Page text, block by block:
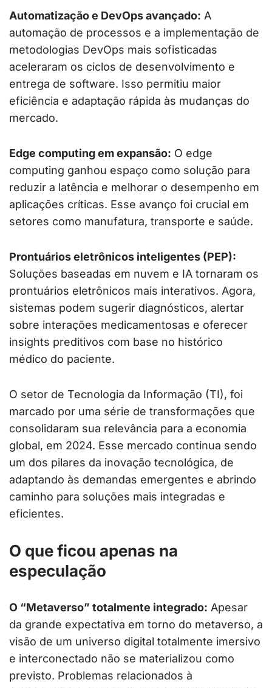
Automatização e DevOps avançado: A
automação de processos e a implementação de
metodologias DevOps mais sofisticadas
aceleraram os ciclos de desenvolvimento e
entrega de software. Isso permitiu maior
eficiência e adaptação rápida às mudanças do
mercado.
Edge computing em expansão: O edge
computing ganhou espaço como solução para
reduzir a latência e melhorar o desempenho em
aplicações críticas. Esse avanço foi crucial em
setores como manufatura, transporte e saúde.
Prontuários eletrônicos inteligentes (PEP):
Soluções baseadas em nuvem e IA tornaram os
prontuários eletrônicos mais interativos. Agora,
sistemas podem sugerir diagnósticos, alertar
sobre interações medicamentosas e oferecer
insights preditivos com base no histórico
médico do paciente.
O setor de Tecnologia da Informação (TI), foi
marcado por uma série de transformações que
consolidaram sua relevância para a economia
global, em 2024. Esse mercado continua sendo
um dos pilares da inovação tecnológica, de
adaptando às demandas emergentes e abrindo
caminho para soluções mais integradas e
eficientes.
O que ficou apenas na
especulação
O “Metaverso” totalmente integrado: Apesar
da grande expectativa em torno do metaverso, a
visão de um universo digital totalmente imersivo
e interconectado não se materializou como
previsto. Problemas relacionados à